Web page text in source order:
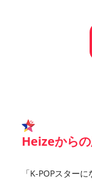
Heizeから
「K-POPスター